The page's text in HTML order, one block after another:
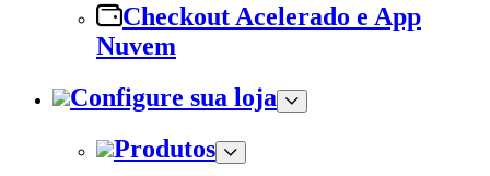
Checkout Acelerado e App
Nuvem
Configure sua loja
Produtos